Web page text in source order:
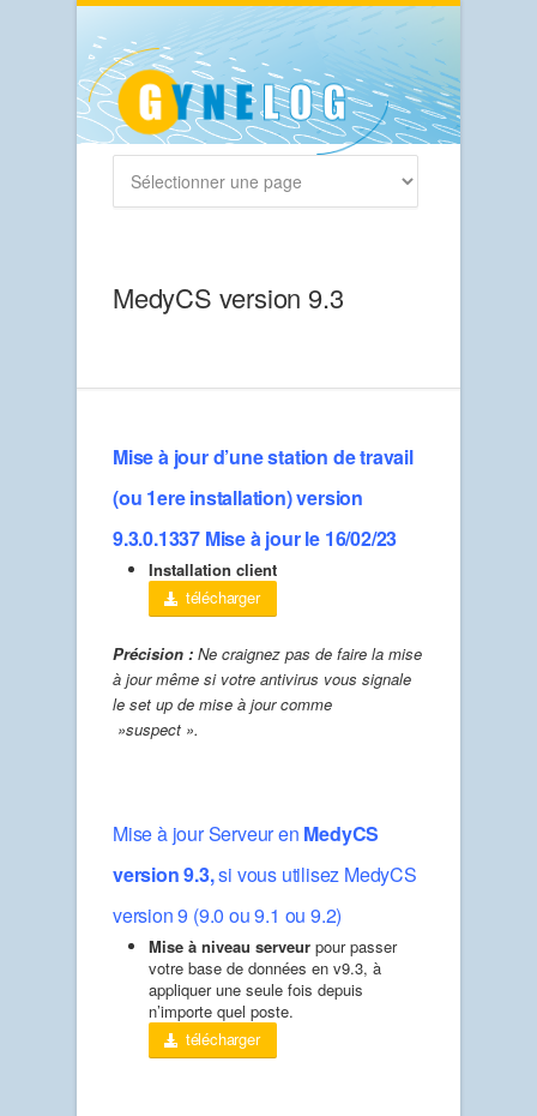
MedyCS version 9.3
Mise à jour d’une station de travail
(ou 1ere installation) version
9.3.0.1337 Mise à jour le 16/02/23
Installation client
télécharger
Précision : Ne craignez pas de faire la mise
à jour même si votre antivirus vous signale
le set up de mise à jour comme
»suspect ».
Mise à jour Serveur en MedyCS
version 9.3,si vous utilisez MedyCS
version 9 (9.0 ou 9.1 ou 9.2)
Mise à niveau serveur pour passer
votre base de données en v9.3, à
appliquer une seule fois depuis
n’importe quel poste.
télécharger